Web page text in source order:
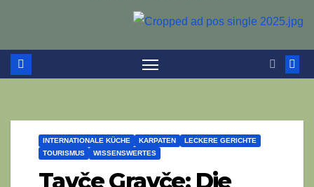
INTERNATIONALE KÜCHE KARPATEN
LECKERE GERICHTE
TOURISMUS
WISSENSWERTES
Tavče Gravče: Die